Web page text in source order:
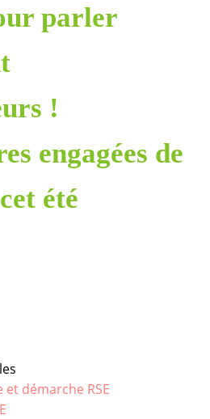
parler
!
engagées de
été
et démarche RSE